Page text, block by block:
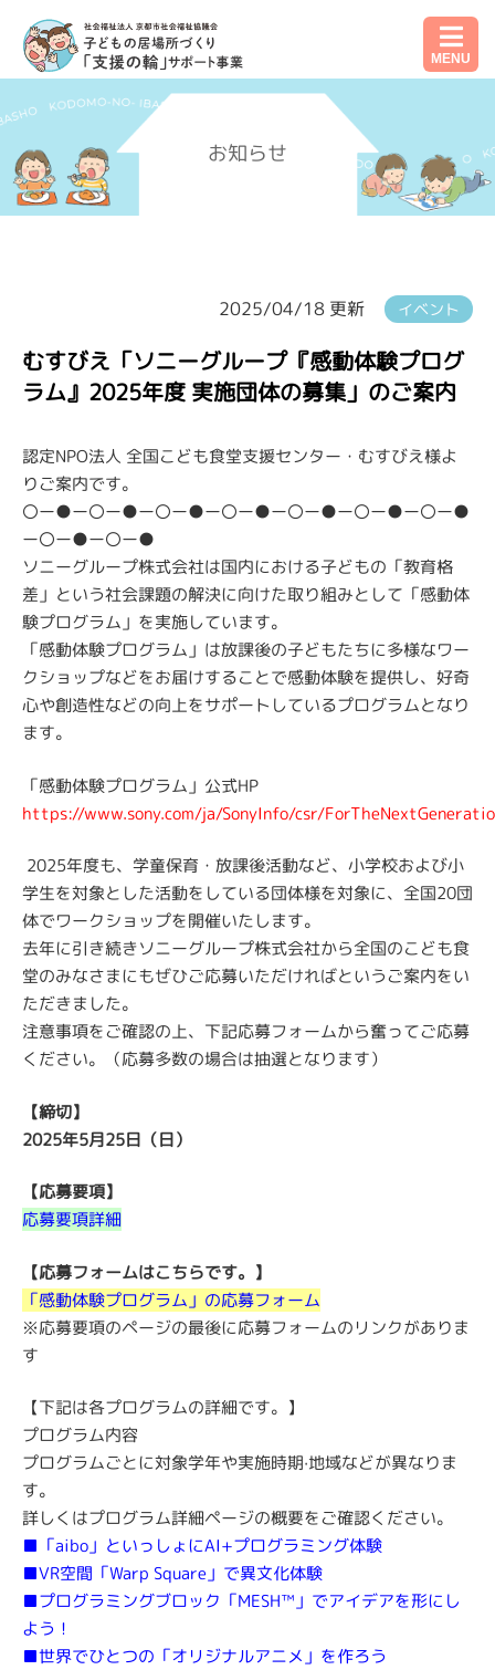
MENU
お知らせ
2025/04/18 更新 イベント
むすびえ「ソニーグループ『感動体験プログ
ラム』2025年度 実施団体の募集」のご案内
認定NPO法人 全国こども食堂支援センター・むすびえ様よ
りご案内です。
〇ー●ー〇ー●ー〇ー●ー〇ー●ー〇ー●ー〇ー●ー〇ー●
ー〇ー●ー〇ー●
ソニーグループ株式会社は国内における子どもの「教育格
差」という社会課題の解決に向けた取り組みとして「感動体
験プログラム」を実施しています。
「感動体験プログラム」は放課後の子どもたちに多様なワー
クショップなどをお届けすることで感動体験を提供し、好奇
心や創造性などの向上をサポートしているプログラムとなり
ます。
「感動体験プログラム」公式HP
https://www.sony.com/ja/SonyInfo/csr/
2025年度も、学童保育・放課後活動など、小学校および小
学生を対象とした活動をしている団体様を対象に、全国20団
体でワークショップを開催いたします。
去年に引き続きソニーグループ株式会社から全国のこども食
堂のみなさまにもぜひご応募いただければというご案内をい
ただきました。
注意事項をご確認の上、下記応募フォームから奮ってご応募
ください。（応募多数の場合は抽選となります）
【締切】
2025年5月25日（日）
【応募要項】
応募要項詳細
【応募フォームはこちらです。】
「感動体験プログラム」の応募フォーム
※応募要項のページの最後に応募フォームのリンクがありま
す
【下記は各プログラムの詳細です。】
プログラム内容
プログラムごとに対象学年や実施時期·地域などが異なりま
す。
詳しくはプログラム詳細ページの概要をご確認ください。
■「aibo」といっしょにAI+プログラミング体験
■VR空間「Warp Square」で異文化体験
■プログラミングブロック「MESH™」でアイデアを形にし
よう！
■世界でひとつの「オリジナルアニメ」を作ろう